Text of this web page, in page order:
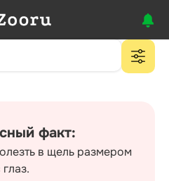
факт:
в щель размером
глаз.